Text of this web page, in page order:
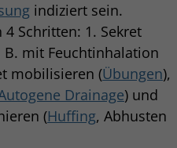
indiziert sein.
4 Schritten: 1. Sekret
mit Feuchtinhalation
mobilisieren (Übungen),
Drainage) und
(Huffing, Abhusten